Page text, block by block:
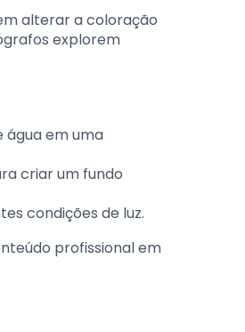
alterar a coloração
explorem
água em uma
criar um fundo
condições de luz.
profissional em